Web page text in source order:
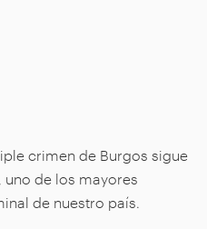
crimen de Burgos sigue
uno de los mayores
de nuestro país.